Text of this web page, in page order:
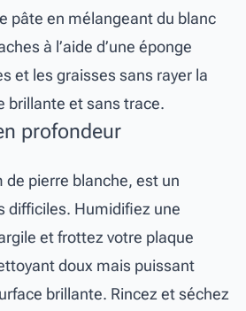
pâte en mélangeant du blanc
à l’aide d’une éponge
et les graisses sans rayer la
brillante et sans trace.
profondeur
de pierre blanche, est un
difficiles. Humidifiez une
et frottez votre plaque
doux mais puissant
brillante. Rincez et séchez